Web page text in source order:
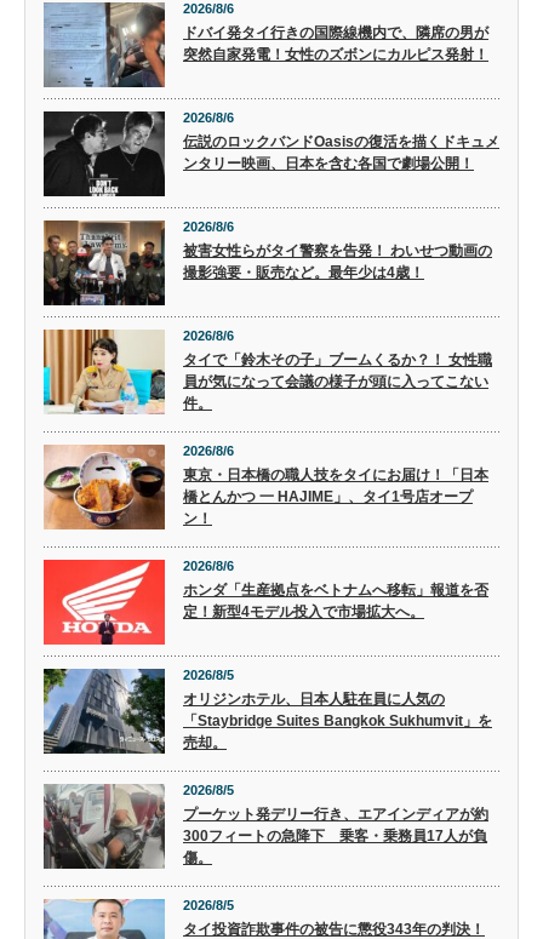
2026/8/6
ドバイ発タイ行きの国際線機内で、隣席の男が
突然自家発電！女性のズボンにカルピス発射！
2026/8/6
伝説のロックバンドOasisの復活を描くドキュメ
ンタリー映画、日本を含む各国で劇場公開！
2026/8/6
被害女性らがタイ警察を告発！ わいせつ動画の
撮影強要・販売など。最年少は4歳！
2026/8/6
タイで「鈴木その子」ブームくるか？！ 女性職
員が気になって会議の様子が頭に入ってこない
件。
2026/8/6
東京・日本橋の職人技をタイにお届け！「日本
橋とんかつ 一 HAJIME」、タイ1号店オープ
ン！
2026/8/6
ホンダ「生産拠点をベトナムへ移転」報道を否
定！新型4モデル投入で市場拡大へ。
2026/8/5
オリジンホテル、日本人駐在員に人気の
「Staybridge Suites Bangkok Sukhumvit」を
売却。
2026/8/5
プーケット発デリー行き、エアインディアが約
300フィートの急降下 乗客・乗務員17人が負
傷。
2026/8/5
タイ投資詐欺事件の被告に懲役343年の判決！